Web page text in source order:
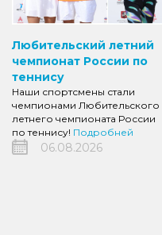
Любительский летний
чемпионат России по
теннису
Наши спортсмены стали
чемпионами Любительского
летнего чемпионата России
по теннису! Подробней
06.08.2026